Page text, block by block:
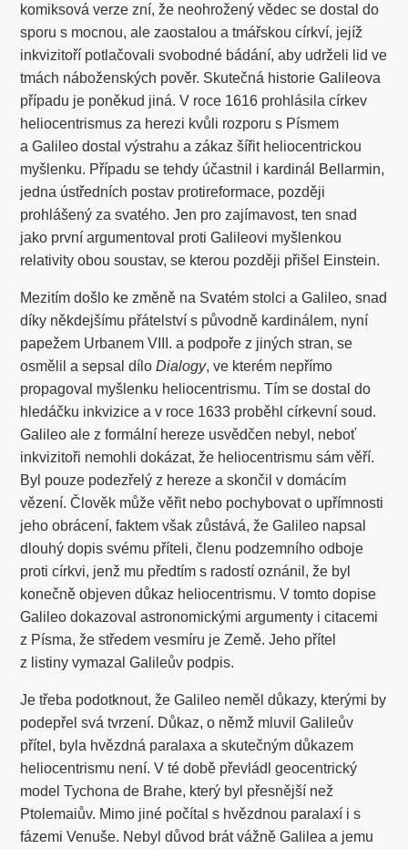
komiksová verze zní, že neohrožený vědec se dostal do
sporu s mocnou, ale zaostalou a tmářskou církví, jejíž
inkvizitoří potlačovali svobodné bádání, aby udrželi lid ve
tmách náboženských pověr. Skutečná historie Galileova
případu je poněkud jiná. V roce 1616 prohlásila církev
heliocentrismus za herezi kvůli rozporu s Písmem
a Galileo dostal výstrahu a zákaz šířit heliocentrickou
myšlenku. Případu se tehdy účastnil i kardinál Bellarmin,
jedna ústředních postav protireformace, později
prohlášený za svatého. Jen pro zajímavost, ten snad
jako první argumentoval proti Galileovi myšlenkou
relativity obou soustav, se kterou později přišel Einstein.
Mezitím došlo ke změně na Svatém stolci a Galileo, snad
díky někdejšímu přátelství s původně kardinálem, nyní
papežem Urbanem VIII. a podpoře z jiných stran, se
osmělil a sepsal díloDialogy, ve kterém nepřímo
propagoval myšlenku heliocentrismu. Tím se dostal do
hledáčku inkvizice a v roce 1633 proběhl církevní soud.
Galileo ale z formální hereze usvědčen nebyl, neboť
inkvizitoři nemohli dokázat, že heliocentrismu sám věří.
Byl pouze podezřelý z hereze a skončil v domácím
vězení. Člověk může věřit nebo pochybovat o upřímnosti
jeho obrácení, faktem však zůstává, že Galileo napsal
dlouhý dopis svému příteli, členu podzemního odboje
proti církvi, jenž mu předtím s radostí oznánil, že byl
konečně objeven důkaz heliocentrismu. V tomto dopise
Galileo dokazoval astronomickými argumenty i citacemi
z Písma, že středem vesmíru je Země. Jeho přítel
z listiny vymazal Galileův podpis.
Je třeba podotknout, že Galileo neměl důkazy, kterými by
podepřel svá tvrzení. Důkaz, o němž mluvil Galileův
přítel, byla hvězdná paralaxa a skutečným důkazem
heliocentrismu není. V té době převládl geocentrický
model Tychona de Brahe, který byl přesnější než
Ptolemaiův. Mimo jiné počítal s hvězdnou paralaxí i s
fázemi Venuše. Nebyl důvod brát vážně Galilea a jemu